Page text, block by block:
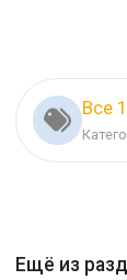
Все
Ещё из